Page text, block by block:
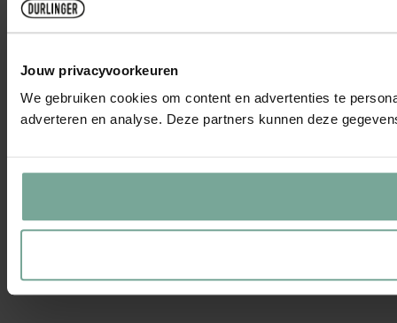
Jouw privacyvoorkeuren
We gebruiken cookies om content en advertenties te
adverteren en analyse. Deze partners kunnen deze